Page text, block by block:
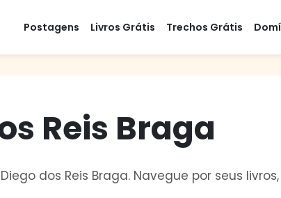
Postagens Livros Grátis Trechos Grátis
Reis Braga
dos Reis Braga. Navegue por seus